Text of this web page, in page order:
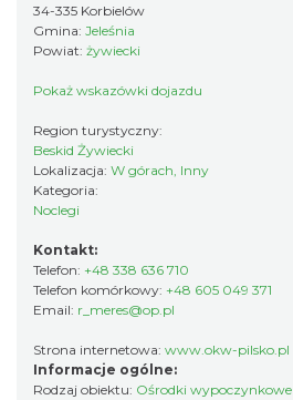
34-335 Korbielów
Gmina: Jeleśnia
Powiat: żywiecki
Pokaż wskazówki dojazdu
Region turystyczny:
Beskid Żywiecki
Lokalizacja: W górach, Inny
Kategoria:
Noclegi
Kontakt:
Telefon: +48 338 636 710
Telefon komórkowy: +48 605 049 371
Email: r_meres@op.pl
Strona internetowa: www.okw-pilsko.pl
Informacje ogólne:
Rodzaj obiektu: Ośrodki wypoczynkowe